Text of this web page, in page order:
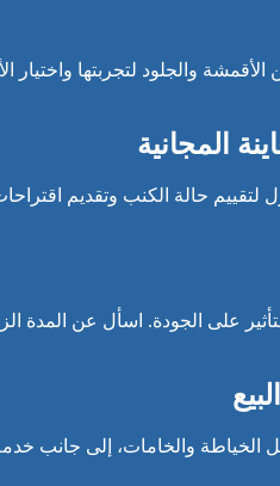
والجلود لتجربتها
لتقييم حالة الكنب وتقديم
على الجودة. اسأل عن المدة
والخامات، إلى جانب